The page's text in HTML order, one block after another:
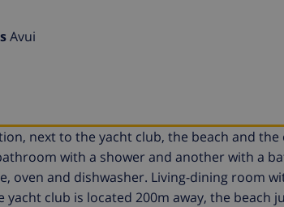
Avui
next to the yacht club, the beach and
with a shower and another with a
oven and dishwasher. Living-dining room
club is located 200m away, the beach